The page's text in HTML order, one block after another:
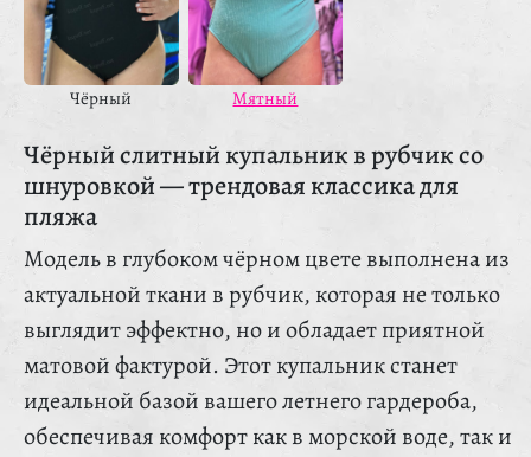
Чёрный Мятный
Чёрный слитный купальник в рубчик со
шнуровкой — трендовая классика для
пляжа
Модель в глубоком чёрном цвете выполнена из
актуальной ткани в рубчик, которая не только
выглядит эффектно, но и обладает приятной
матовой фактурой. Этот купальник станет
идеальной базой вашего летнего гардероба,
обеспечивая комфорт как в морской воде, так и